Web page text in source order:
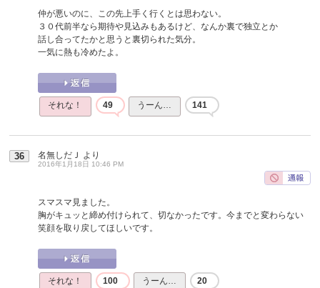
仲が悪いのに、この先上手く行くとは思わない。
３０代前半なら期待や見込みもあるけど、なんか裏で独立とか
話し合ってたかと思うと裏切られた気分。
一気に熱も冷めたよ。
それな！ 49 うーん… 141
36 名無しだＪ より
2016年1月18日 10:46 PM
スマスマ見ました。
胸がキュッと締め付けられて、切なかったです。今までと変わらない
笑顔を取り戻してほしいです。
それな！ 100 うーん… 20